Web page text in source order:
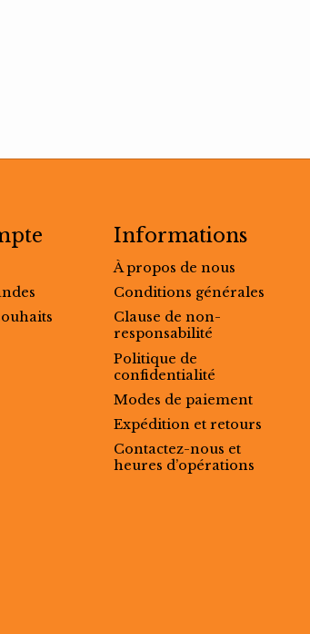
Informations
À propos de nous
Conditions générales
Clause de non-
responsabilité
Politique de
confidentialité
Modes de paiement
Expédition et retours
Contactez-nous et
heures d’opérations